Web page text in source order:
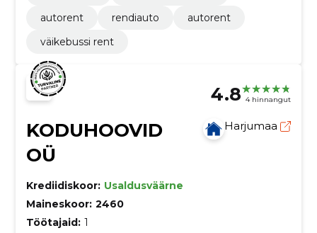
autorent
rendiauto
autorent
väikebussi rent
4.8 4 hinnangut
KODUHOOVID
OÜ
Harjumaa
Krediidiskoor: Usaldusväärne
Maineskoor: 2460
Töötajaid: 1